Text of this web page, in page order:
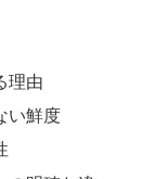
理由
い鮮度